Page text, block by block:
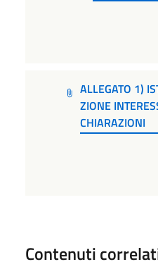
ALLEGATO 1)
ZIONE
CHIARAZIONI
Contenuti